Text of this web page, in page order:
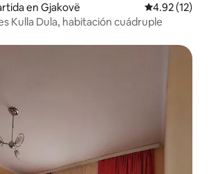
en Gjakovë Calificación
4.92 (12)
Kulla Dula, habitación cuádruple